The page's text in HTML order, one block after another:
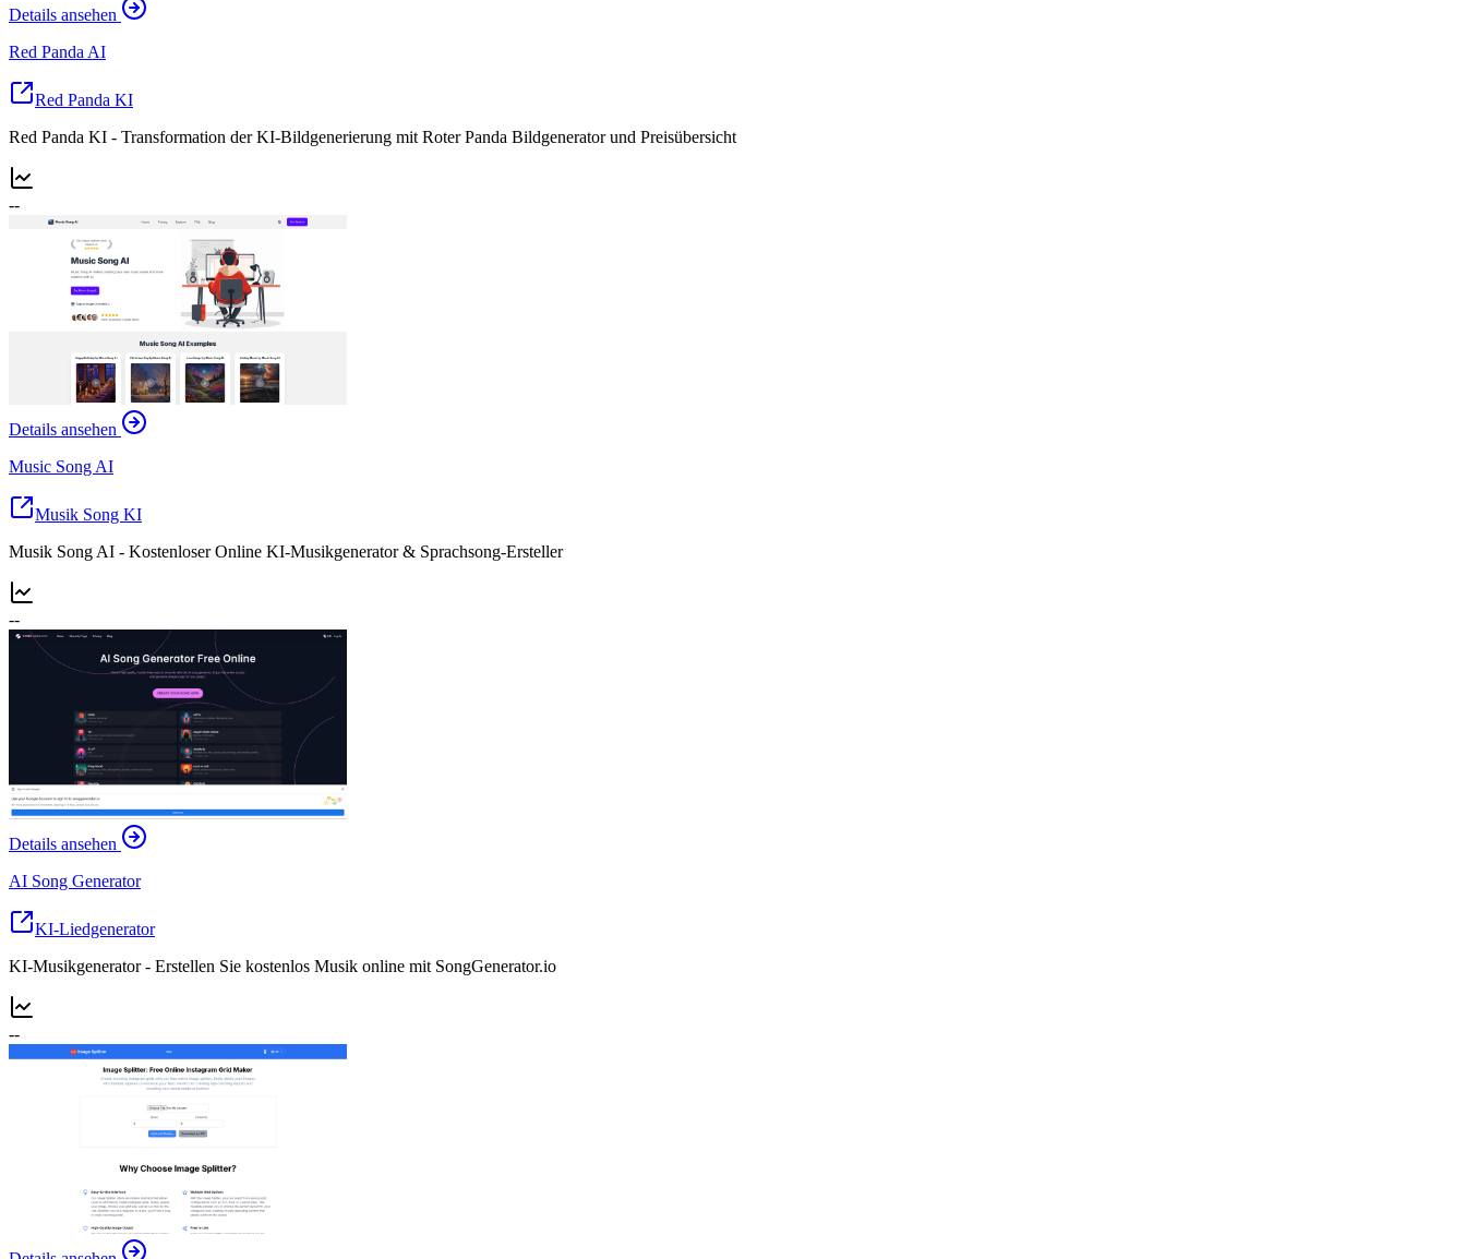
Details ansehen
Red Panda AI
Red Panda KI
Red Panda KI - Transformation der KI-Bildgenerierung mit Roter Panda Bildgenerator und Preisübersicht
--
Details ansehen
Music Song AI
Musik Song KI
Musik Song AI - Kostenloser Online KI-Musikgenerator & Sprachsong-Ersteller
--
Details ansehen
AI Song Generator
KI-Liedgenerator
KI-Musikgenerator - Erstellen Sie kostenlos Musik online mit SongGenerator.io
--